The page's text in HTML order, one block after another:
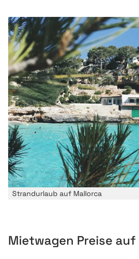
Strandurlaub auf Mallorca
Mietwagen Preise